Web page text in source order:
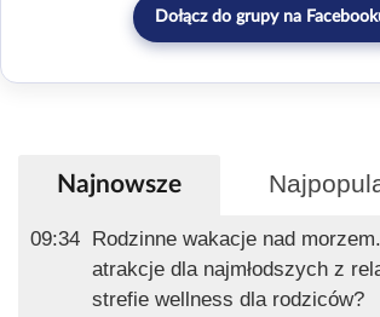
Dołącz do grupy na
Najnowsze
09:34 Rodzinne wakacje nad
atrakcje dla najmłodszych z
strefie wellness dla rodziców?